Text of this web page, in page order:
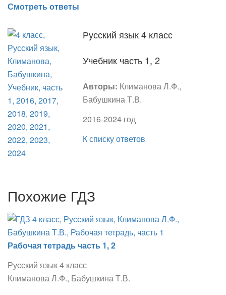
Смотреть ответы
Русский язык 4 класс
Учебник часть 1, 2
Авторы: Климанова Л.Ф.,
Бабушкина Т.В.
2016-2024 год
К списку ответов
Похожие ГДЗ
Рабочая тетрадь часть 1, 2
Русский язык 4 класс
Климанова Л.Ф., Бабушкина Т.В.